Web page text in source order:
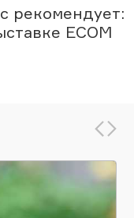
рекомендует:
ECOM